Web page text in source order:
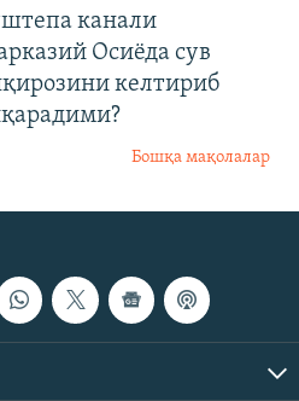
канали
Осиёда сув
келтириб
Бошқа мақолалар